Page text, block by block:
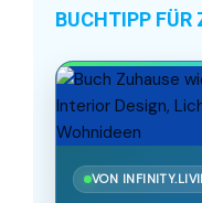
BUCHTIPP FÜR
VON